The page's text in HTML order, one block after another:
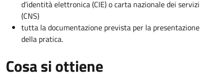
d’identità elettronica (CIE) o carta nazionale dei servizi
(CNS)
tutta la documentazione prevista per la presentazione
della pratica.
Cosa si ottiene